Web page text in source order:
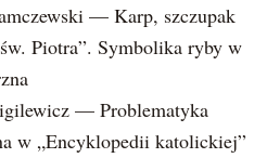
— Karp, szczupak
Piotra”. Symbolika ryby w
— Problematyka
w „Encyklopedii katolickiej”